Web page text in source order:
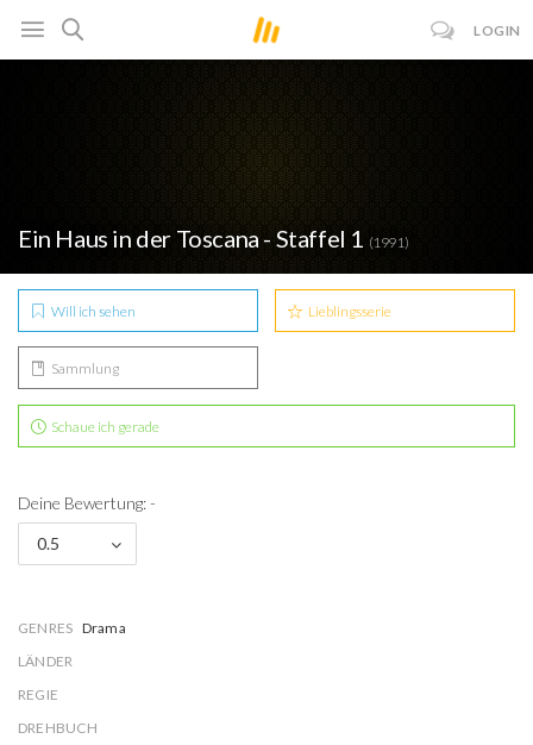
LOGIN
Ein Haus in der Toscana - Staffel 1 (1991)
Will ich sehen Lieblingsserie
Sammlung
Schaue ich gerade
Deine Bewertung: -
0.5
GENRES Drama
LÄNDER
REGIE
DREHBUCH